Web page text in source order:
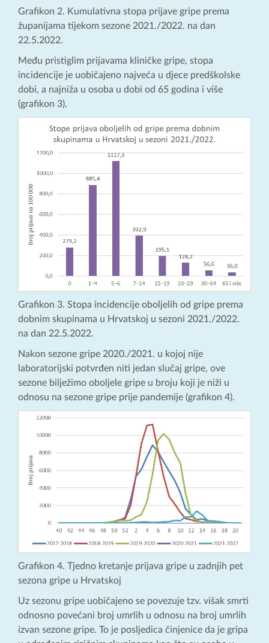
Grafikon 2. Kumulativna stopa prijave gripe prema
županijama tijekom sezone 2021./2022. na dan
22.5.2022.
Među pristiglim prijavama kliničke gripe, stopa
incidencije je uobičajeno najveća u djece predškolske
dobi, a najniža u osoba u dobi od 65 godina i više
(grafikon 3).
Grafikon 3. Stopa incidencije oboljelih od gripe prema
dobnim skupinama u Hrvatskoj u sezoni 2021./2022.
na dan 22.5.2022.
Nakon sezone gripe 2020./2021. u kojoj nije
laboratorijski potvrđen niti jedan slučaj gripe, ove
sezone bilježimo oboljele gripe u broju koji je niži u
odnosu na sezone gripe prije pandemije (grafikon 4).
Grafikon 4. Tjedno kretanje prijava gripe u zadnjih pet
sezona gripe u Hrvatskoj
Uz sezonu gripe uobičajeno se povezuje tzv. višak smrti
odnosno povećani broj umrlih u odnosu na broj umrlih
izvan sezone gripe. To je posljedica činjenice da je gripa